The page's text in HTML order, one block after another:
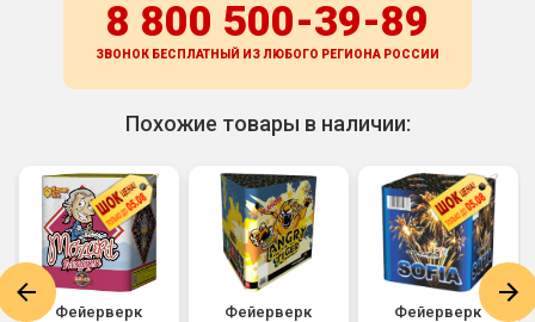
8 800 500-39-89
ЗВОНОК БЕСПЛАТНЫЙ ИЗ ЛЮБОГО РЕГИОНА РОССИИ
Похожие товары в наличии:
Фейерверк
Фейерверк
Фейерверк